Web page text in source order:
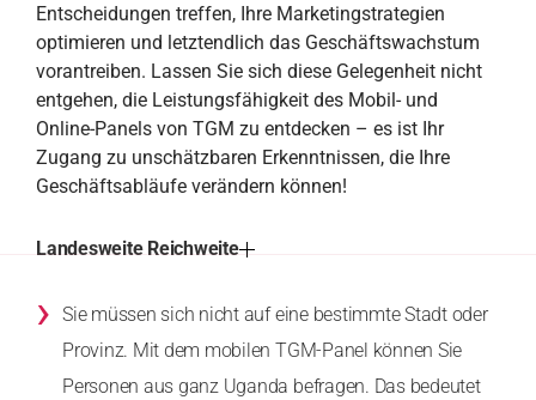
Entscheidungen treffen, Ihre Marketingstrategien
optimieren und letztendlich das Geschäftswachstum
vorantreiben. Lassen Sie sich diese Gelegenheit nicht
entgehen, die Leistungsfähigkeit des Mobil- und
Online-Panels von TGM zu entdecken – es ist Ihr
Zugang zu unschätzbaren Erkenntnissen, die Ihre
Geschäftsabläufe verändern können!
Landesweite Reichweite
› Sie müssen sich nicht auf eine bestimmte Stadt oder
Provinz. Mit dem mobilen TGM-Panel können Sie
Personen aus ganz Uganda befragen. Das bedeutet